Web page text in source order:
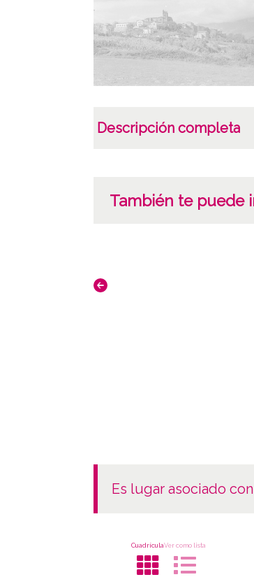
Descripción completa
También te puede
es lugar asociado con
CuadrículaVer como lista